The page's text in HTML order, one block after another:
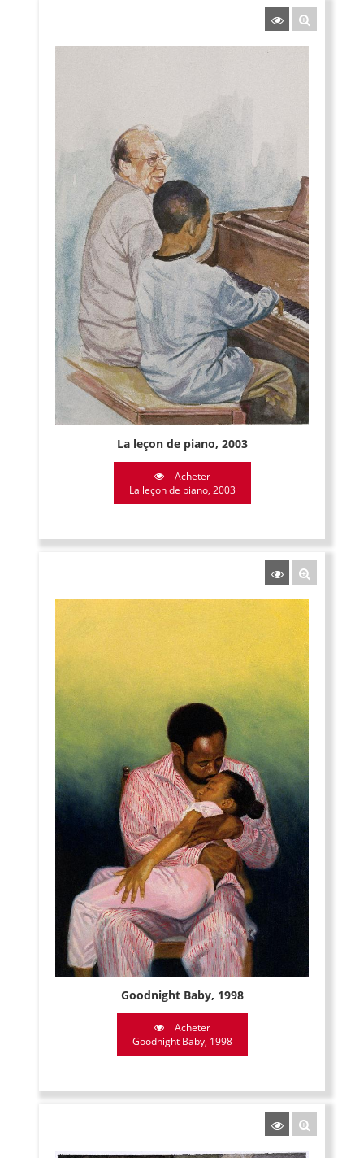
La leçon de piano, 2003
Acheter
La leçon de piano, 2003
Goodnight Baby, 1998
Acheter
Goodnight Baby, 1998